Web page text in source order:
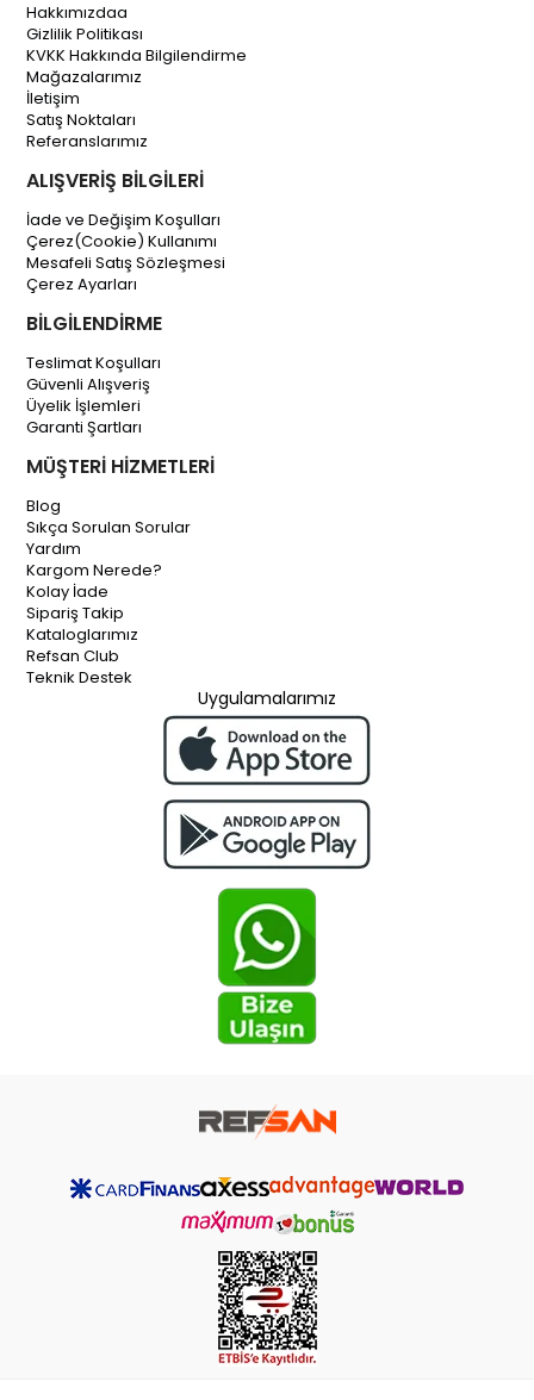
Hakkımızdaa
Gizlilik Politikası
KVKK Hakkında Bilgilendirme
Mağazalarımız
İletişim
Satış Noktaları
Referanslarımız
ALIŞVERİŞ BİLGİLERİ
İade ve Değişim Koşulları
Çerez(Cookie) Kullanımı
Mesafeli Satış Sözleşmesi
Çerez Ayarları
BİLGİLENDİRME
Teslimat Koşulları
Güvenli Alışveriş
Üyelik İşlemleri
Garanti Şartları
MÜŞTERİ HİZMETLERİ
Blog
Sıkça Sorulan Sorular
Yardım
Kargom Nerede?
Kolay İade
Sipariş Takip
Kataloglarımız
Refsan Club
Teknik Destek
Uygulamalarımız